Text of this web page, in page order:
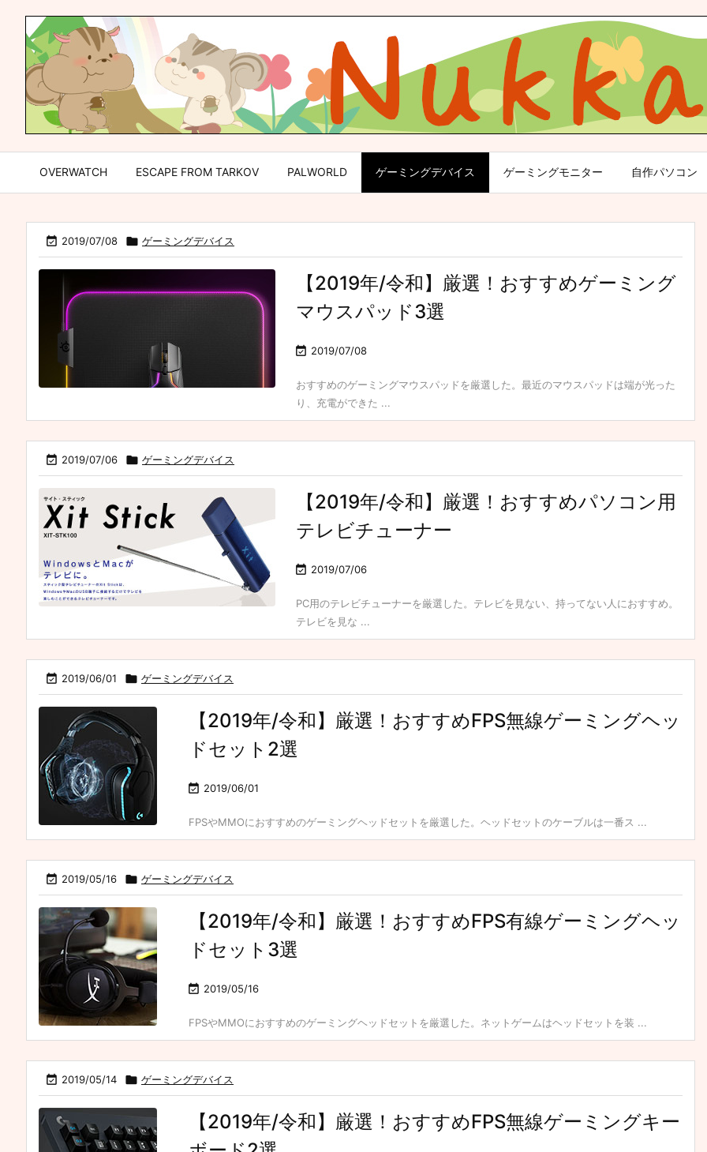
OVERWATCH ESCAPE FROM TARKOV PALWORLD ゲーミングデバイス ゲーミングモニター 自作パソコン
 2019/07/08  ゲーミングデバイス
【2019年/令和】厳選！おすすめゲーミング
マウスパッド3選
 2019/07/08
おすすめのゲーミングマウスパッドを厳選した。最近のマウスパッドは端が光った
り、充電ができた ...
 2019/07/06  ゲーミングデバイス
【2019年/令和】厳選！おすすめパソコン用
テレビチューナー
 2019/07/06
PC用のテレビチューナーを厳選した。テレビを見ない、持ってない人におすすめ。
テレビを見な ...
 2019/06/01  ゲーミングデバイス
【2019年/令和】厳選！おすすめFPS無線ゲーミングヘッ
ドセット2選
 2019/06/01
FPSやMMOにおすすめのゲーミングヘッドセットを厳選した。ヘッドセットのケーブルは一番ス ...
 2019/05/16  ゲーミングデバイス
【2019年/令和】厳選！おすすめFPS有線ゲーミングヘッ
ドセット3選
 2019/05/16
FPSやMMOにおすすめのゲーミングヘッドセットを厳選した。ネットゲームはヘッドセットを装 ...
 2019/05/14  ゲーミングデバイス
【2019年/令和】厳選！おすすめFPS無線ゲーミングキー